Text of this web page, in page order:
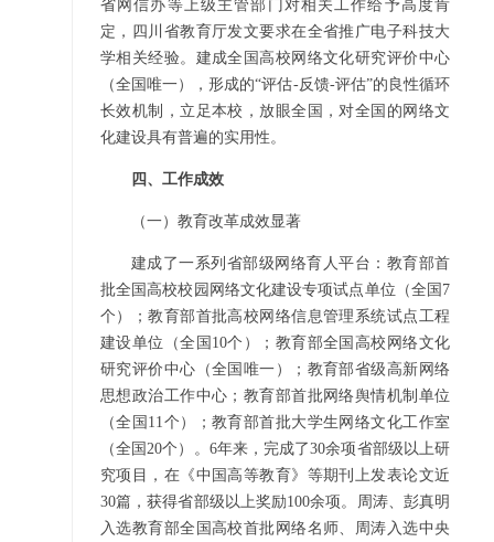
省网信办等上级主管部门对相关工作给予高度肯
定，四川省教育厅发文要求在全省推广电子科技大
学相关经验。建成全国高校网络文化研究评价中心
（全国唯一），形成的“评估-反馈-评估”的良性循环
长效机制，立足本校，放眼全国，对全国的网络文
化建设具有普遍的实用性。
四、工作成效
（一）教育改革成效显著
建成了一系列省部级网络育人平台：教育部首
批全国高校校园网络文化建设专项试点单位（全国7
个）；教育部首批高校网络信息管理系统试点工程
建设单位（全国10个）；教育部全国高校网络文化
研究评价中心（全国唯一）；教育部省级高新网络
思想政治工作中心；教育部首批网络舆情机制单位
（全国11个）；教育部首批大学生网络文化工作室
（全国20个）。6年来，完成了30余项省部级以上研
究项目，在《中国高等教育》等期刊上发表论文近
30篇，获得省部级以上奖励100余项。周涛、彭真明
入选教育部全国高校首批网络名师、周涛入选中央